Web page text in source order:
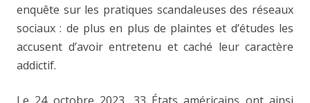
enquête sur les pratiques scandaleuses des réseaux
sociaux : de plus en plus de plaintes et d’études les
accusent d’avoir entretenu et caché leur caractère
addictif.